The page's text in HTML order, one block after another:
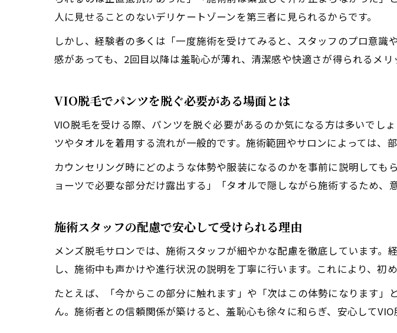
人に見せることのないデリケートゾーンを第三者に見られるからです。
しかし、経験者の多くは「一度施術を受けてみると、スタッフのプロ意
感があっても、2回目以降は羞恥心が薄れ、清潔感や快適さが得られるメ
VIO脱毛でパンツを脱ぐ必要がある場面とは
VIO脱毛を受ける際、パンツを脱ぐ必要があるのか気になる方は多いでし
ツやタオルを着用する流れが一般的です。施術範囲やサロンによっては、
カウンセリング時にどのような体勢や服装になるのかを事前に説明して
ョーツで必要な部分だけ露出する」「タオルで隠しながら施術するため、
施術スタッフの配慮で安心して受けられる理由
メンズ脱毛サロンでは、施術スタッフが細やかな配慮を徹底しています
し、施術中も声かけや進行状況の説明を丁寧に行います。これにより、初
たとえば、「今からこの部分に触れます」や「次はこの体勢になります
ん。施術者との信頼関係が築けると、羞恥心も徐々に和らぎ、安心してVIO